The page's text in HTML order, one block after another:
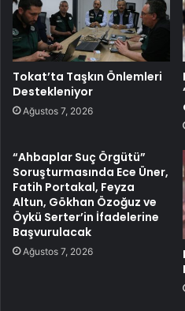
Tokat’ta Taşkın Önlemleri
Destekleniyor
Ağustos 7, 2026
“Ahbaplar Suç Örgütü”
Soruşturmasında Ece Üner,
Fatih Portakal, Feyza
Altun, Gökhan Özoğuz ve
Öykü Serter’in İfadelerine
Başvurulacak
Ağustos 7, 2026